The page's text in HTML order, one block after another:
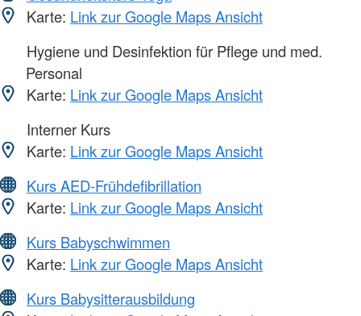
Karte: Link zur Google Maps Ansicht
Hygiene und Desinfektion für Pflege und med.
Personal
Karte: Link zur Google Maps Ansicht
Interner Kurs
Karte: Link zur Google Maps Ansicht
Kurs AED-Frühdefibrillation
Karte: Link zur Google Maps Ansicht
Kurs Babyschwimmen
Karte: Link zur Google Maps Ansicht
Kurs Babysitterausbildung